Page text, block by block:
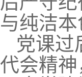
与纯洁本
党课过
代会精